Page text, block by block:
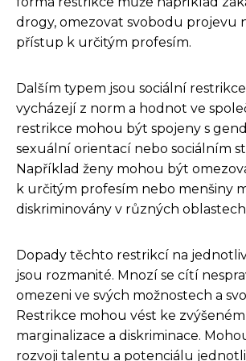
drogy, omezovat svobodu projevu
přístup k určitým profesím.
Dalším typem jsou sociální
vycházejí z norm a hodnot ve
restrikce mohou být spojeny s
sexuální orientací nebo sociálním
Například ženy mohou být
k určitým profesím nebo menšiny
diskriminovány v různých oblastech
Dopady těchto restrikcí na
jsou rozmanité. Mnozí se cítí
omezeni ve svých možnostech a
Restrikce mohou vést ke
marginalizace a diskriminace.
rozvoji talentu a potenciálu